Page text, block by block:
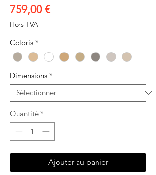
759,00 €Prix
Hors TVA
Coloris *
Dimensions *
Quantité *
Ajouter au panier